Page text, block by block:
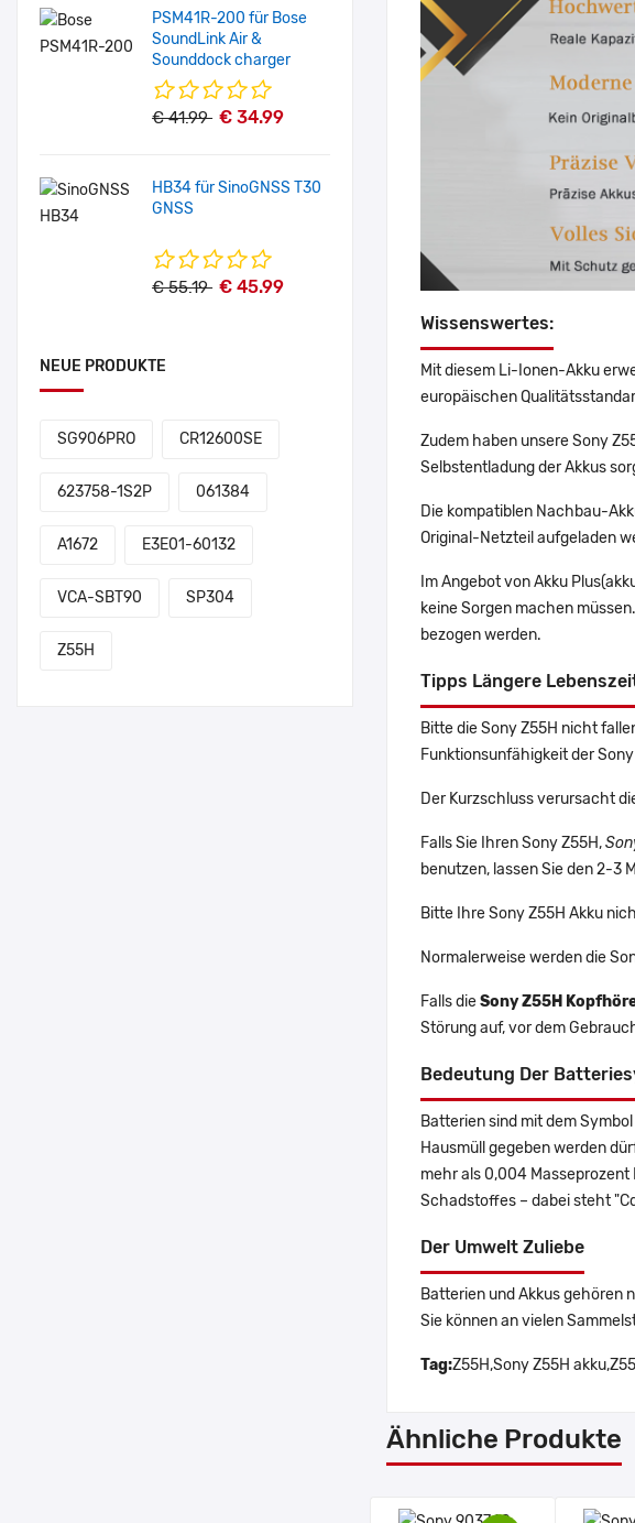
PSM41R-200 für Bose
SoundLink Air &
Sounddock charger
€ 41.99 € 34.99
HB34 für SinoGNSS T30
GNSS
€ 55.19 € 45.99
NEUE PRODUKTE
SG906PRO CR12600SE
623758-1S2P 061384
A1672 E3E01-60132
VCA-SBT90 SP304
Z55H
Wissenswertes:
Mit diesem Li-Ionen-Akku
europäischen
Zudem haben unsere Sony
Selbstentladung der Akkus
Die kompatiblen Nachbau-
Original-Netzteil aufgeladen
Im Angebot von Akku
keine Sorgen machen
bezogen werden.
Tipps Längere
Bitte die Sony Z55H nicht
Funktionsunfähigkeit der
Der Kurzschluss verursacht
Falls Sie Ihren Sony Z55H,
benutzen, lassen Sie den 2-3
Bitte Ihre Sony Z55H Akku
Normalerweise werden die
Falls dieSony Z55H
Störung auf, vor dem
Bedeutung Der
Batterien sind mit dem
Hausmüll gegeben werden
mehr als 0,004
Schadstoffes – dabei steht
Der Umwelt Zuliebe
Batterien und Akkus gehören
Sie können an vielen
Tag:Z55H,Sony Z55H
Ähnliche Produkte